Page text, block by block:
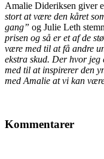
Amalie Dideriksen giver
stort at være den kåret
gang” og Julie Leth
prisen og så er et af de
være med til at få andre
ekstra skud. Der hvor
med til at inspirerer den
med Amalie at vi kan
Kommentarer